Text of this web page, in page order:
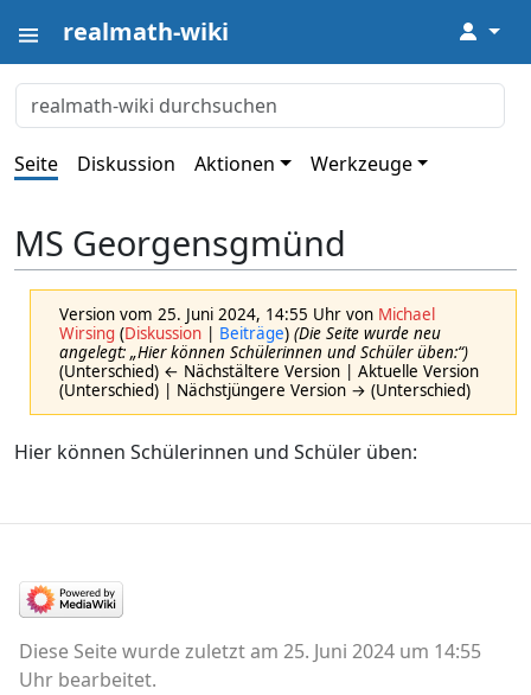
realmath-wiki ↓
Seite Diskussion Aktionen Werkzeuge
MS Georgensgmünd
Version vom 25. Juni 2024, 14:55 Uhr von Michael
Wirsing (Diskussion | Beiträge) (Die Seite wurde neu
angelegt: „Hier können Schülerinnen und Schüler üben:“)
(Unterschied) ← Nächstältere Version | Aktuelle Version
(Unterschied) | Nächstjüngere Version → (Unterschied)
Hier können Schülerinnen und Schüler üben:
Diese Seite wurde zuletzt am 25. Juni 2024 um 14:55
Uhr bearbeitet.